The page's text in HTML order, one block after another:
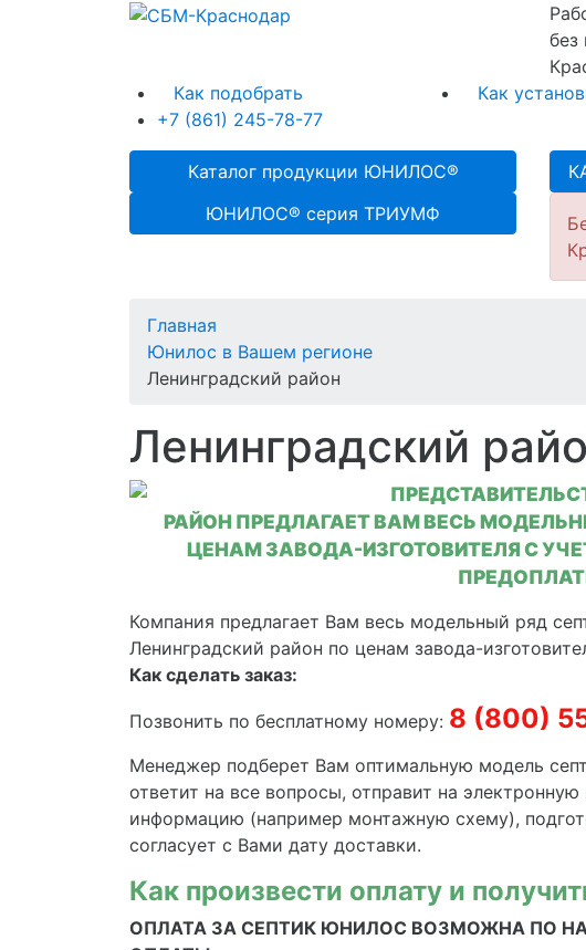
без
Как подобрать Как
+7 (861) 245-78-77
Каталог продукции ЮНИЛОС®
ЮНИЛОС® серия ТРИУМФ
Главная
Юнилос в Вашем регионе
Ленинградский район
Ленинградский
РАЙОН ПРЕДЛАГАЕТ ВАМ ВЕСЬ
ЦЕНАМ ЗАВОДА-ИЗГОТОВИТЕЛЯ С
Компания предлагает Вам весь модельный ряд
Ленинградский район по ценам завода-
Как сделать заказ:
Позвонить по бесплатному номеру: 8 (800)
Менеджер подберет Вам оптимальную модель
ответит на все вопросы, отправит на
информацию (например монтажную схему),
согласует с Вами дату доставки.
Как произвеcти оплату и
ОПЛАТА ЗА СЕПТИК ЮНИЛОС ВОЗМОЖНА ПО